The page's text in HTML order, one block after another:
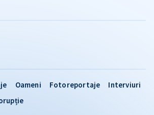
Oameni Fotoreportaje
Interviuri